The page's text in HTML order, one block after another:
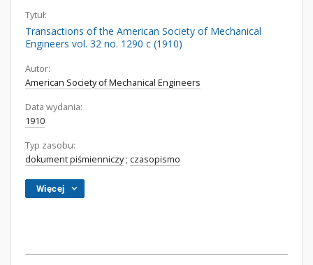
Tytuł:
Transactions of the American Society of Mechanical
Engineers vol. 32 no. 1290 c (1910)
Autor:
American Society of Mechanical Engineers
Data wydania:
1910
Typ zasobu:
dokument piśmienniczy; czasopismo
Więcej